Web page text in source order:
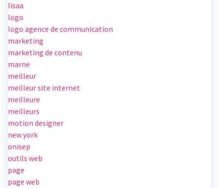
lisaa
logo
logo agence de communication
marketing
marketing de contenu
marne
meilleur
meilleur site internet
meilleure
meilleurs
motion designer
new york
onisep
outils web
page
page web